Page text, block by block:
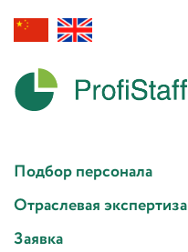
Подбор персонала
Отраслевая экспертиза
Заявка